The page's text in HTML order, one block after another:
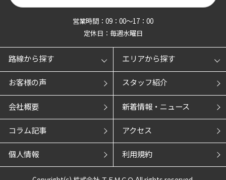
営業時間：09：00～17：00
定休日：毎週水曜日
路線から探す エリアから探す
お客様の声 スタッフ紹介
会社概要 新着情報・ニュース
コラム記事 アクセス
個人情報 利用規約